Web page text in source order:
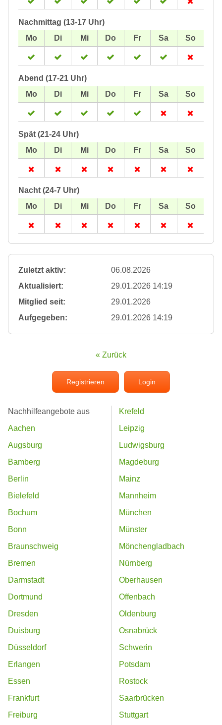
Nachmittag (13-17 Uhr)
Abend (17-21 Uhr)
Spät (21-24 Uhr)
Nacht (24-7 Uhr)
Zuletzt aktiv:
06.08.2026
Aktualisiert:
29.01.2026 14:19
Mitglied seit:
29.01.2026
Aufgegeben:
29.01.2026 14:19
« Zurück
Registrieren Login
Nachhilfeangebote aus
Aachen
Augsburg
Bamberg
Berlin
Bielefeld
Bochum
Bonn
Braunschweig
Bremen
Darmstadt
Dortmund
Dresden
Duisburg
Düsseldorf
Erlangen
Essen
Frankfurt
Freiburg
Krefeld
Leipzig
Ludwigsburg
Magdeburg
Mainz
Mannheim
München
Münster
Mönchengladbach
Nürnberg
Oberhausen
Offenbach
Oldenburg
Osnabrück
Schwerin
Potsdam
Rostock
Saarbrücken
Stuttgart